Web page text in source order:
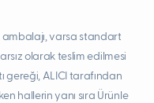
ambalajı, varsa standart
olarak teslim edilmesi
gereği, ALICI tarafından
hallerin yanı sıra Ürünle